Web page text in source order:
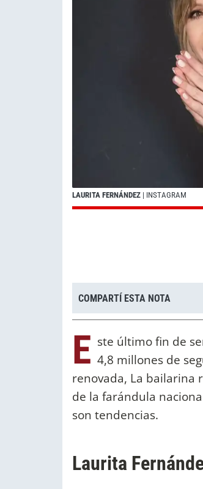
LAURITA FERNÁNDEZ | INSTAGRAM
COMPARTÍ ESTA NOTA
E ste último fin de
4,8 millones de
renovada, La bailarina
de la farándula
son tendencias.
Laurita